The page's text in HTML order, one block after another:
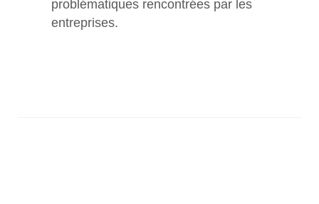
problématiques rencontrées par les
entreprises.